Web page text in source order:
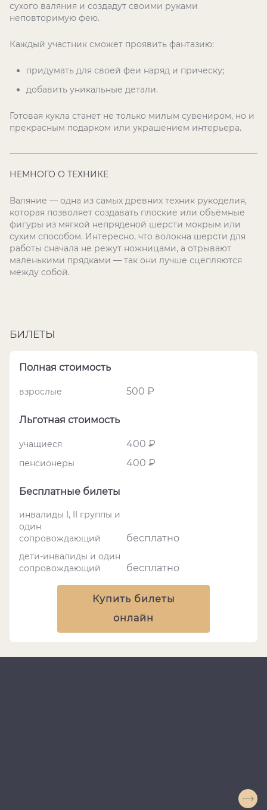
сухого валяния и создадут своими руками
неповторимую фею.
Каждый участник сможет проявить фантазию:
придумать для своей феи наряд и прическу;
добавить уникальные детали.
Готовая кукла станет не только милым сувениром, но и
прекрасным подарком или украшением интерьера.
НЕМНОГО О ТЕХНИКЕ
Валяние — одна из самых древних техник рукоделия,
которая позволяет создавать плоские или объёмные
фигуры из мягкой непряденой шерсти мокрым или
сухим способом. Интересно, что волокна шерсти для
работы сначала не режут ножницами, а отрывают
маленькими прядками — так они лучше сцепляются
между собой.
БИЛЕТЫ
Полная стоимость
взрослые 500 ₽
Льготная стоимость
учащиеся 400 ₽
пенсионеры 400 ₽
Бесплатные билеты
инвалиды I, II группы и
один
сопровождающий
бесплатно
дети-инвалиды и один
сопровождающий
бесплатно
Купить билеты
онлайн